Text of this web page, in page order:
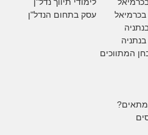
בכרמיאל
המתווכים
מתאים?
עסק בתחום הנדל"ן